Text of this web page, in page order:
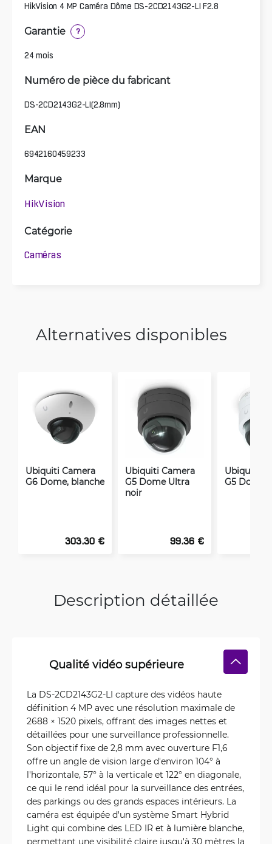
HikVision 4 MP Caméra Dôme DS-2CD2143G2-LI F2.8
Garantie ?
24 mois
Numéro de pièce du fabricant
DS-2CD2143G2-LI(2.8mm)
EAN
6942160459233
Marque
HikVision
Catégorie
Caméras
Alternatives disponibles
Ubiquiti Camera
G6 Dome, blanche
303.30 €
Ubiquiti Camera
G5 Dome Ultra
noir
99.36 €
Ubiquiti
G5 Dome
Description détaillée
Qualité vidéo supérieure
La DS‑2CD2143G2‑LI capture des vidéos haute
définition 4 MP avec une résolution maximale de
2688 × 1520 pixels, offrant des images nettes et
détaillées pour une surveillance professionnelle.
Son objectif fixe de 2,8 mm avec ouverture F1,6
offre un angle de vision large d'environ 104° à
l'horizontale, 57° à la verticale et 122° en diagonale,
ce qui le rend idéal pour la surveillance des entrées,
des parkings ou des grands espaces intérieurs. La
caméra est équipée d'un système Smart Hybrid
Light qui combine des LED IR et à lumière blanche,
permettant une visibilité claire jusqu'à 30 mètres la